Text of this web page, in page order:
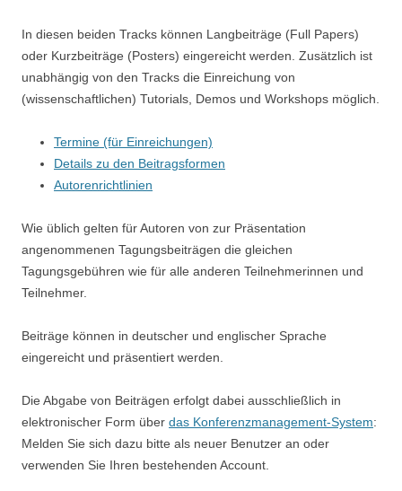
In diesen beiden Tracks können Langbeiträge (Full Papers)
oder Kurzbeiträge (Posters) eingereicht werden. Zusätzlich ist
unabhängig von den Tracks die Einreichung von
(wissenschaftlichen) Tutorials, Demos und Workshops möglich.
Termine (für Einreichungen)
Details zu den Beitragsformen
Autorenrichtlinien
Wie üblich gelten für Autoren von zur Präsentation
angenommenen Tagungsbeiträgen die gleichen
Tagungsgebühren wie für alle anderen Teilnehmerinnen und
Teilnehmer.
Beiträge können in deutscher und englischer Sprache
eingereicht und präsentiert werden.
Die Abgabe von Beiträgen erfolgt dabei ausschließlich in
elektronischer Form über das Konferenzmanagement-System:
Melden Sie sich dazu bitte als neuer Benutzer an oder
verwenden Sie Ihren bestehenden Account.